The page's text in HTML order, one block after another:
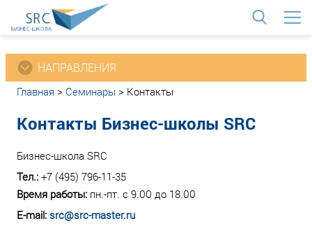
НАПРАВЛЕНИЯ
Главная > Семинары > Контакты
Контакты Бизнес-школы SRC
Бизнес-школа SRC
Тел.: +7 (495) 796-11-35
Время работы: пн.-пт. с 9.00 до 18.00
E-mail: src@src-master.ru